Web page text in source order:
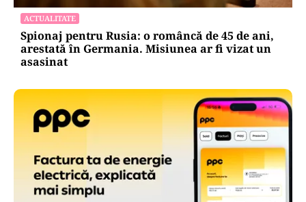
ACTUALITATE
Spionaj pentru Rusia: o româncă de 45 de ani,
arestată în Germania. Misiunea ar fi vizat un
asasinat